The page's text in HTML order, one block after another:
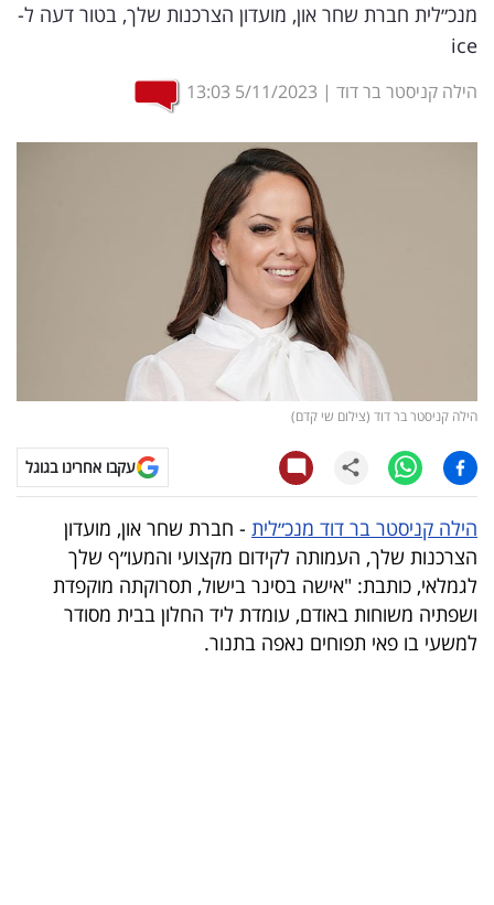
שיווק
ופרסום
טלוויזיה
עסקי
ספורט
קריירה
מנכ״לית חברת שחר און, מועדון הצרכנות שלך, בטור דעה ל-
ice
הילה קניסטר בר דוד |
5/11/2023
13:03
הילה קניסטר בר דוד (צילום שי קדם)
עקבו אחרינו בגוגל
הילה קניסטר בר דוד מנכ״לית - חברת שחר און, מועדון
הצרכנות שלך, העמותה לקידום מקצועי והמעו״ף שלך
לגמלאי, כותבת: "אישה בסינר בישול, תסרוקתה מוקפדת
ושפתיה משוחות באודם, עומדת ליד החלון בבית מסודר
למשעי בו פאי תפוחים נאפה בתנור.